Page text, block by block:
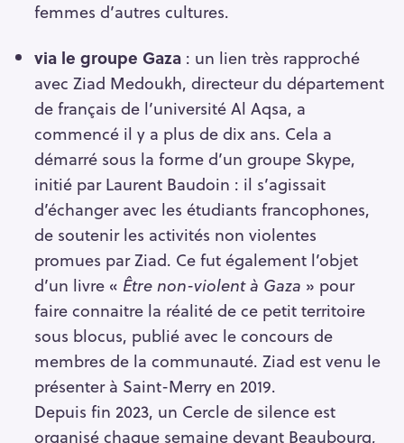
femmes d’autres cultures.
via le groupe Gaza: un lien très rapproché
avec Ziad Medoukh, directeur du département
de français de l’université Al Aqsa, a
commencé il y a plus de dix ans. Cela a
démarré sous la forme d’un groupe Skype,
initié par Laurent Baudoin : il s’agissait
d’échanger avec les étudiants francophones,
de soutenir les activités non violentes
promues par Ziad. Ce fut également l’objet
d’un livre « Être non-violent à Gaza » pour
faire connaitre la réalité de ce petit territoire
sous blocus, publié avec le concours de
membres de la communauté. Ziad est venu le
présenter à Saint-Merry en 2019.
Depuis fin 2023, un Cercle de silence est
organisé chaque semaine devant Beaubourg,
e
c
h
e
r
c
h
e
r